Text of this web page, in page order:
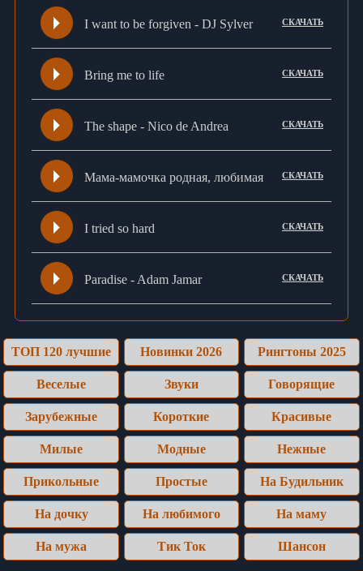
I want to be forgiven - DJ Sylver СКАЧАТЬ
Bring me to life СКАЧАТЬ
The shape - Nico de Andrea СКАЧАТЬ
Мама-мамочка родная, любимая СКАЧАТЬ
I tried so hard СКАЧАТЬ
Paradise - Adam Jamar СКАЧАТЬ
ТОП 120 лучшие Новинки 2026 Рингтоны 2025
Веселые Звуки Говорящие
Зарубежные Короткие Красивые
Милые Модные Нежные
Прикольные Простые На Будильник
На дочку На любимого На маму
На мужа Тик Ток Шансон